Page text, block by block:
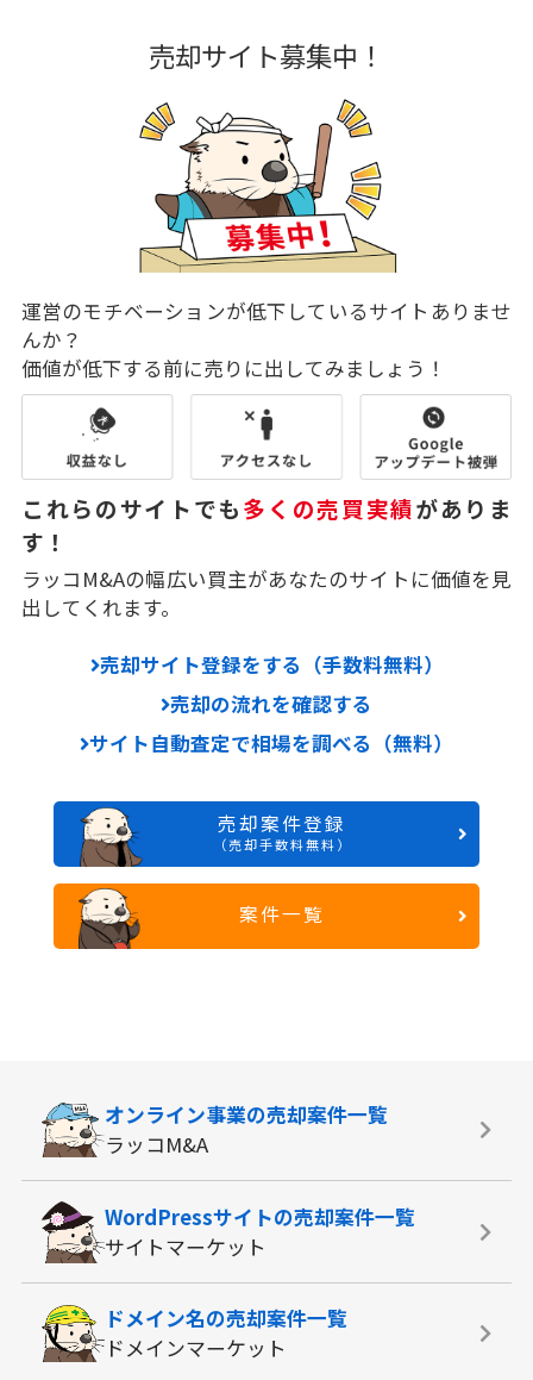
売却サイト募集中！
運営のモチベーションが低下しているサイトありませ
んか？
価値が低下する前に売りに出してみましょう！
これらのサイトでも多くの売買実績がありま
す！
ラッコM&Aの幅広い買主があなたのサイトに価値を見
出してくれます。
売却サイト登録をする（手数料無料）
売却の流れを確認する
サイト自動査定で相場を調べる（無料）
売却案件登録
（売却手数料無料）
案件一覧
オンライン事業の売却案件一覧
ラッコM&A
WordPressサイトの売却案件一覧
サイトマーケット
ドメイン名の売却案件一覧
ドメインマーケット